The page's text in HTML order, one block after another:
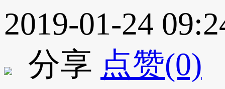
2019-01-24
分享 点赞(0)